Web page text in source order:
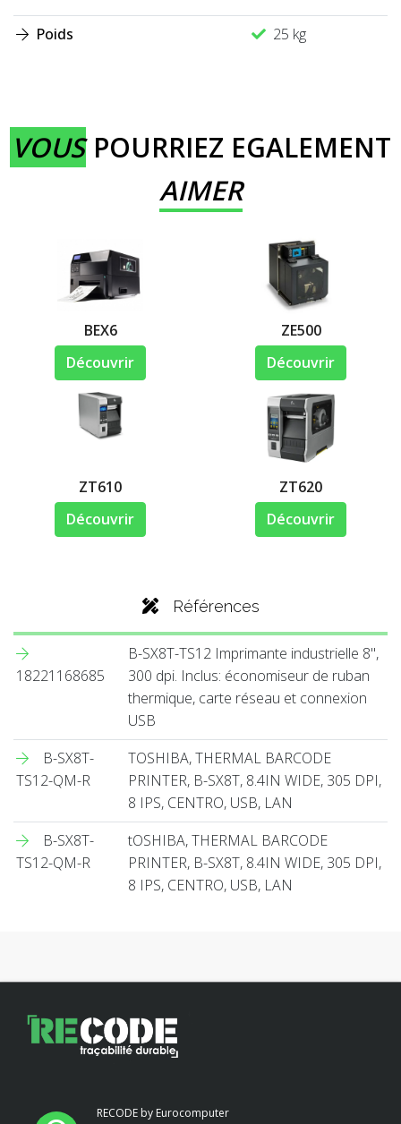
Poids 25 kg
VOUSPOURRIEZ EGALEMENT
AIMER
BEX6
Découvrir
ZE500
Découvrir
ZT610
Découvrir
ZT620
Découvrir
Références
18221168685
B-SX8T-TS12 Imprimante industrielle 8'',
300 dpi. Inclus: économiseur de ruban
thermique, carte réseau et connexion
USB
B-SX8T-
TS12-QM-R
TOSHIBA, THERMAL BARCODE
PRINTER, B-SX8T, 8.4IN WIDE, 305 DPI,
8 IPS, CENTRO, USB, LAN
B-SX8T-
TS12-QM-R
tOSHIBA, THERMAL BARCODE
PRINTER, B-SX8T, 8.4IN WIDE, 305 DPI,
8 IPS, CENTRO, USB, LAN
RECODE by Eurocomputer